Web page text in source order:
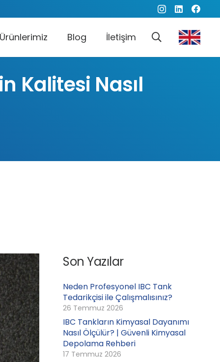
Ürünlerimiz Blog İletişim
Kalitesi Nasıl
Son Yazılar
Neden Profesyonel IBC Tank
Tedarikçisi ile Çalışmalısınız?
26 Temmuz 2026
IBC Tankların Kimyasal Dayanımı
Nasıl Ölçülür? | Güvenli Kimyasal
Depolama Rehberi
17 Temmuz 2026